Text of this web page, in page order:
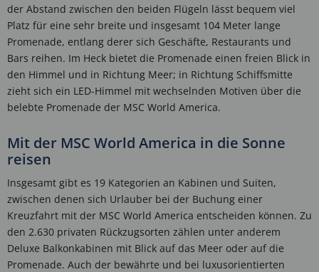
der Abstand zwischen den beiden Flügeln lässt bequem viel
Platz für eine sehr breite und insgesamt 104 Meter lange
Promenade, entlang derer sich Geschäfte, Restaurants und
Bars reihen. Im Heck bietet die Promenade einen freien Blick in
den Himmel und in Richtung Meer; in Richtung Schiffsmitte
zieht sich ein LED-Himmel mit wechselnden Motiven über die
belebte Promenade der MSC World America.
Mit der MSC World America in die Sonne
reisen
Insgesamt gibt es 19 Kategorien an Kabinen und Suiten,
zwischen denen sich Urlauber bei der Buchung einer
Kreuzfahrt mit der MSC World America entscheiden können. Zu
den 2.630 privaten Rückzugsorten zählen unter anderem
Deluxe Balkonkabinen mit Blick auf das Meer oder auf die
Promenade. Auch der bewährte und bei luxusorientierten